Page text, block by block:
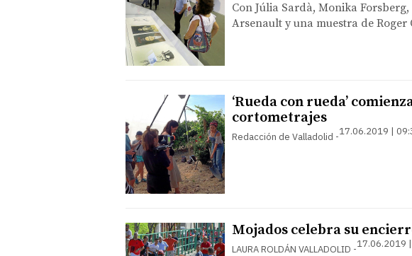
Con Júlia Sardà, Monika
Arsenault y una muestra de Roger
‘Rueda con rueda’
cortometrajes
Redacción de Valladolid 17.06.2019 |
Mojados celebra su
LAURA ROLDÁN VALLADOLID 17.06.2019